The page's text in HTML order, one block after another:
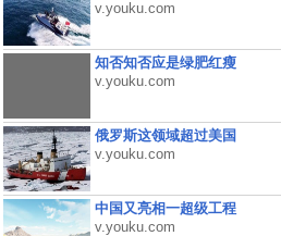
v.youku.com
知否知否应是绿肥红瘦
v.youku.com
俄罗斯这领域超过美国
v.youku.com
中国又亮相一超级工程
v.youku.com